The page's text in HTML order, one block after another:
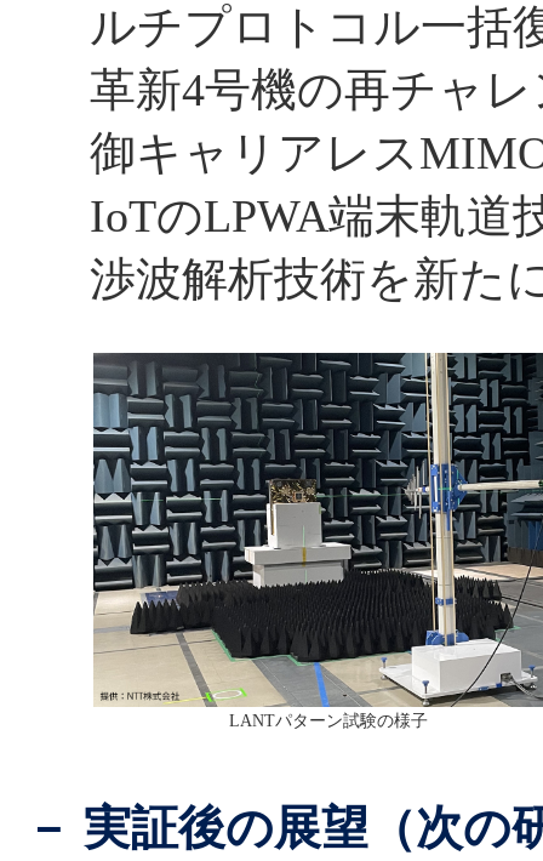
ルチプロトコル一括
革新4号機の再チャ
御キャリアレス
IoTのLPWA端末軌道
渉波解析技術を新た
LANTパターン試験の様子
－ 実証後の展望（次の